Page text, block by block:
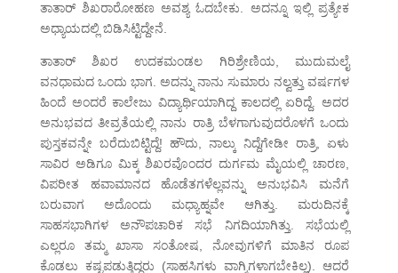
ತಾತಾರ್ ಶಿಖರಾರೋಹಣ ಅವಶ್ಯ ಓದಬೇಕು. ಅದನ್ನೂ ಇಲ್ಲಿ ಪ್ರತ್ಯೇಕ
ಅಧ್ಯಾಯದಲ್ಲಿ ಬಿಡಿಸಿಟ್ಟಿದ್ದೇನೆ.
ತಾತಾರ್ ಶಿಖರ ಉದಕಮಂಡಲ ಗಿರಿಶ್ರೇಣಿಯ, ಮುದುಮಲೈ
ವನಧಾಮದ ಒಂದು ಭಾಗ. ಅದನ್ನು ನಾನು ಸುಮಾರು ನಲ್ವತ್ತು ವರ್ಷಗಳ
ಹಿಂದೆ ಅಂದರೆ ಕಾಲೇಜು ವಿದ್ಯಾರ್ಥಿಯಾಗಿದ್ದ ಕಾಲದಲ್ಲಿ ಏರಿದ್ದೆ. ಅದರ
ಅನುಭವದ ತೀವ್ರತೆಯಲ್ಲಿ ನಾನು ರಾತ್ರಿ ಬೆಳಗಾಗುವುದರೊಳಗೆ ಒಂದು
ಪುಸ್ತಕವನ್ನೇ ಬರೆದುಬಿಟ್ಟಿದ್ದೆ! ಹೌದು, ನಾಲ್ಕು ನಿದ್ದೆಗೇಡೀ ರಾತ್ರಿ, ಏಳು
ಸಾವಿರ ಅಡಿಗೂ ಮಿಕ್ಕ ಶಿಖರವೊಂದರ ದುರ್ಗಮ ಮೈಯಲ್ಲಿ ಚಾರಣ,
ವಿಪರೀತ ಹವಾಮಾನದ ಹೊಡೆತಗಳೆಲ್ಲವನ್ನು ಅನುಭವಿಸಿ ಮನೆಗೆ
ಬರುವಾಗ ಅದೊಂದು ಮಧ್ಯಾಹ್ನವೇ ಆಗಿತ್ತು. ಮರುದಿನಕ್ಕೆ
ಸಾಹಸಭಾಗಿಗಳ ಅನೌಪಚಾರಿಕ ಸಭೆ ನಿಗದಿಯಾಗಿತ್ತು. ಸಭೆಯಲ್ಲಿ
ಎಲ್ಲರೂ ತಮ್ಮ ಖಾಸಾ ಸಂತೋಷ, ನೋವುಗಳಿಗೆ ಮಾತಿನ ರೂಪ
ಕೊಡಲು ಕಷ್ಟಪಡುತ್ತಿದ್ದರು (ಸಾಹಸಿಗಳು ವಾಗ್ಮಿಗಳಾಗಬೇಕಿಲ್ಲ). ಆದರೆ